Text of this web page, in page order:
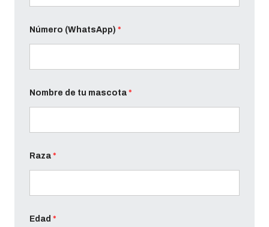
Número (WhatsApp) *
Nombre de tu mascota *
Raza *
Edad *